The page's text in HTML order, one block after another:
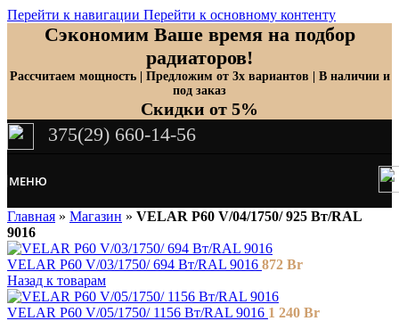
Перейти к навигации Перейти к основному контенту
Сэкономим Ваше время на подбор
радиаторов!
Рассчитаем мощность | Предложим от 3х вариантов | В наличии и
под заказ
Скидки от 5%
375(29) 660-14-56
МЕНЮ
Главная » Магазин » VELAR P60 V/04/1750/ 925 Bт/RAL
9016
VELAR P60 V/03/1750/ 694 Bт/RAL 9016 872 Br
Назад к товарам
VELAR P60 V/05/1750/ 1156 Bт/RAL 9016 1 240 Br